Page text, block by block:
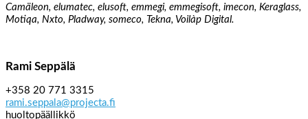
Camäleon, elumatec, elusoft, emmegi, emmegisoft, imecon, Keraglass,
Motiqa, Nxto, Pladway, someco, Tekna, Voilàp Digital.
Rami Seppälä
+358 20 771 3315
rami.seppala@projecta.fi
huoltopäällikkö